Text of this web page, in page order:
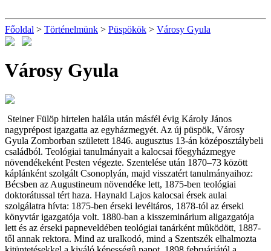
Főoldal > Történelmünk > Püspökök > Városy Gyula
Városy Gyula
Steiner Fülöp hirtelen halála után másfél évig Károly János
nagyprépost igazgatta az egyházmegyét. Az új püspök, Városy
Gyula Zomborban született 1846. augusztus 13-án középosztálybeli
családból. Teológiai tanulmányait a kalocsai főegyházmegye
növendékeként Pesten végezte. Szentelése után 1870–73 között
káplánként szolgált Csonoplyán, majd visszatért tanulmányaihoz:
Bécsben az Augustineum növendéke lett, 1875-ben teológiai
doktorátussal tért haza. Haynald Lajos kalocsai érsek aulai
szolgálatra hívta: 1875-ben érseki levéltáros, 1878-tól az érseki
könyvtár igazgatója volt. 1880-ban a kisszeminárium aligazgatója
lett és az érseki papneveldében teológiai tanárként mûködött, 1887-
től annak rektora. Mind az uralkodó, mind a Szentszék elhalmozta